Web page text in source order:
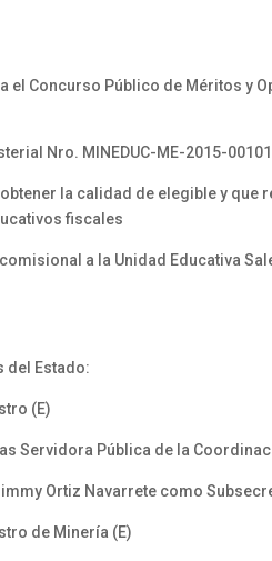
el Concurso Público de Méritos
Nro. MINEDUC-ME-2015-
la calidad de elegible y
fiscales
a la Unidad Educativa
del Estado:
(E)
Servidora Pública de la
Ortiz Navarrete como
de Minería (E)